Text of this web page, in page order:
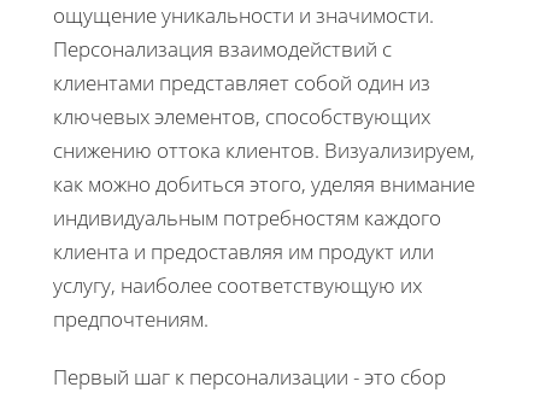
ощущение уникальности и значимости.
Персонализация взаимодействий с
клиентами представляет собой один из
ключевых элементов, способствующих
снижению оттока клиентов. Визуализируем,
как можно добиться этого, уделяя внимание
индивидуальным потребностям каждого
клиента и предоставляя им продукт или
услугу, наиболее соответствующую их
предпочтениям.
Первый шаг к персонализации - это сбор